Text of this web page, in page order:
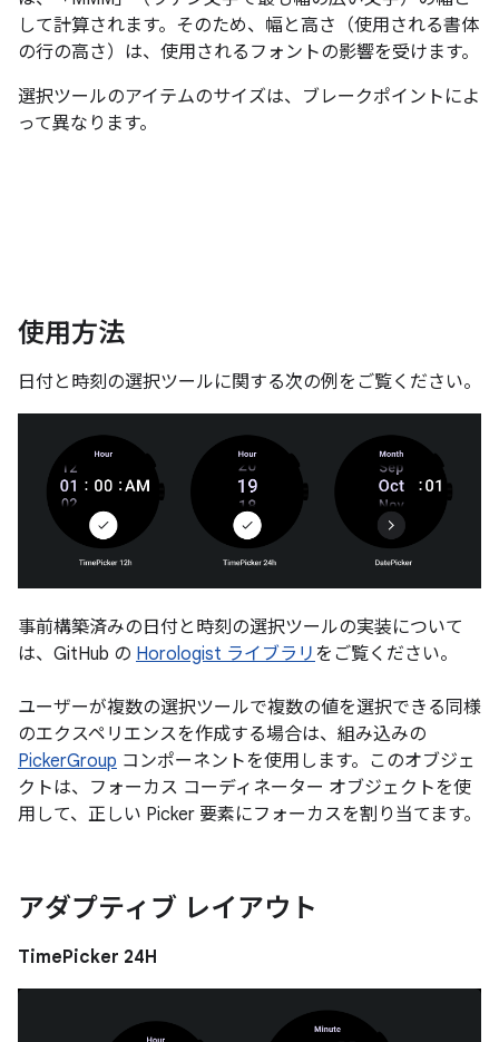
して計算されます。そのため、幅と高さ（使用される書体
の行の高さ）は、使用されるフォントの影響を受けます。
選択ツールのアイテムのサイズは、ブレークポイントによ
って異なります。
使用方法
日付と時刻の選択ツールに関する次の例をご覧ください。
事前構築済みの日付と時刻の選択ツールの実装について
は、GitHub の Horologist ライブラリ をご覧ください。
ユーザーが複数の選択ツールで複数の値を選択できる同様
のエクスペリエンスを作成する場合は、組み込みの
PickerGroup コンポーネントを使用します。このオブジェ
クトは、フォーカス コーディネーター オブジェクトを使
用して、正しい Picker 要素にフォーカスを割り当てます。
アダプティブ レイアウト
TimePicker 24H